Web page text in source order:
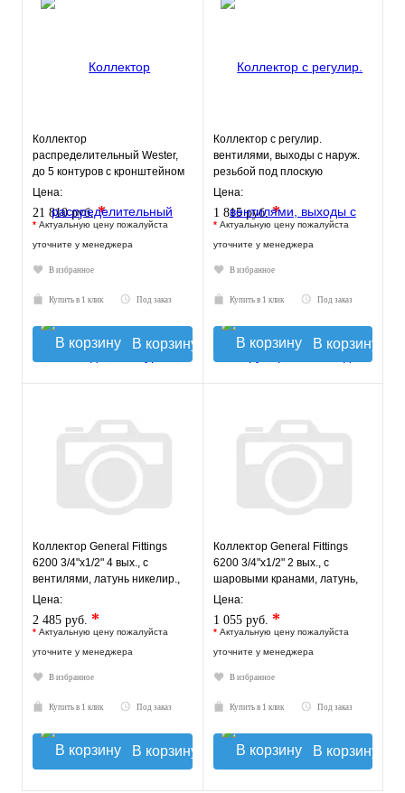
Коллектор
распределительный Wester,
до 5 контуров с кронштейном
0-050120
Цена:
21 810 руб.*
* Актуальную цену пожалуйста
уточните у менеджера
В избранное
Купить в 1 клик Под заказ
В корзину
Коллектор с регулир.
вентилями, выходы с наруж.
резьбой под плоскую
прокладку 3 вых.х 3/4"х1/2"
Цена:
1 815 руб.*
* Актуальную цену пожалуйста
уточните у менеджера
В избранное
Купить в 1 клик Под заказ
В корзину
Коллектор General Fittings
6200 3/4"х1/2" 4 вых., c
вентилями, латунь никелир.,
красный регулятор
Цена:
2 485 руб. *
* Актуальную цену пожалуйста
уточните у менеджера
В избранное
Купить в 1 клик Под заказ
В корзину
Коллектор General Fittings
6200 3/4"х1/2" 2 вых., c
шаровыми кранами, латунь,
красный регулятор
Цена:
1 055 руб. *
* Актуальную цену пожалуйста
уточните у менеджера
В избранное
Купить в 1 клик Под заказ
В корзину